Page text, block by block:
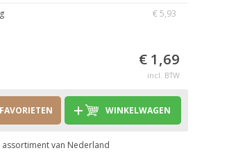
€ 5,93
€ 1,69
incl. BTW
FAVORIETEN WINKELWAGEN
van Nederland